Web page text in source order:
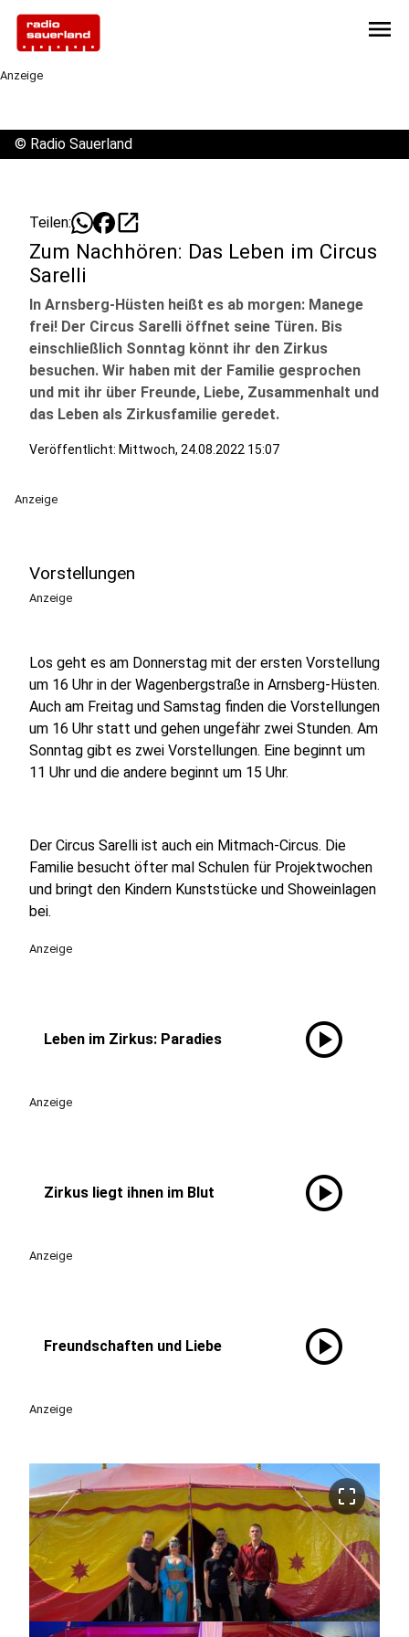
menu
Anzeige
© Radio Sauerland
Teilen: open_in_new
Zum Nachhören: Das Leben im Circus
Sarelli
In Arnsberg-Hüsten heißt es ab morgen: Manege
frei! Der Circus Sarelli öffnet seine Türen. Bis
einschließlich Sonntag könnt ihr den Zirkus
besuchen. Wir haben mit der Familie gesprochen
und mit ihr über Freunde, Liebe, Zusammenhalt und
das Leben als Zirkusfamilie geredet.
Veröffentlicht: Mittwoch, 24.08.2022 15:07
Anzeige
Vorstellungen
Anzeige
Los geht es am Donnerstag mit der ersten Vorstellung
um 16 Uhr in der Wagenbergstraße in Arnsberg-Hüsten.
Auch am Freitag und Samstag finden die Vorstellungen
um 16 Uhr statt und gehen ungefähr zwei Stunden. Am
Sonntag gibt es zwei Vorstellungen. Eine beginnt um
11 Uhr und die andere beginnt um 15 Uhr.
Der Circus Sarelli ist auch ein Mitmach-Circus. Die
Familie besucht öfter mal Schulen für Projektwochen
und bringt den Kindern Kunststücke und Showeinlagen
bei.
Anzeige
Leben im Zirkus: Paradies play_circle
Anzeige
Zirkus liegt ihnen im Blut play_circle
Anzeige
Freundschaften und Liebe play_circle
Anzeige
crop_free